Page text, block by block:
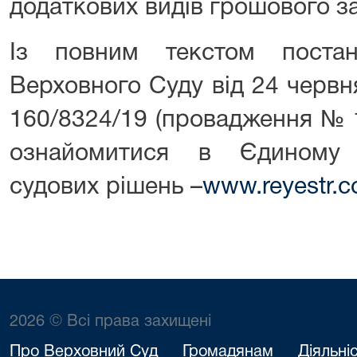
додаткових видів грошового
Із повним текстом
Верховного Суду від 24
160/8324/19 (провадження №
ознайомитися в Єдиному
судових рішень –
2026 © Всі права захищені
Про Верховний Суд Громадянам